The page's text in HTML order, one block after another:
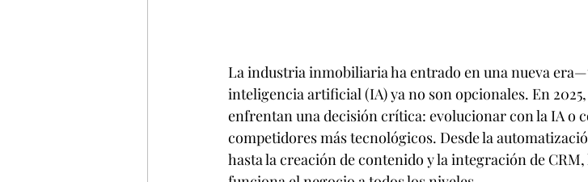
La industria inmobiliaria ha entrado en una nueva
inteligencia artificial (IA) ya no son opcionales. En
enfrentan una decisión crítica: evolucionar con la IA o
competidores más tecnológicos. Desde la
hasta la creación de contenido y la integración de